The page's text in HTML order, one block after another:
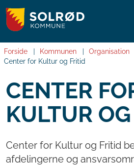
Forside Kommunen
Organisation
Center for Kultur og Fritid
CENTER
KULTUR
Center for Kultur og Fritid
afdelingerne og